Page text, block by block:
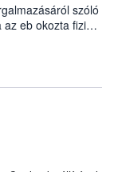
szóló
eb okozta fizikai
felmerülő
és annak
jártas szakértőt.